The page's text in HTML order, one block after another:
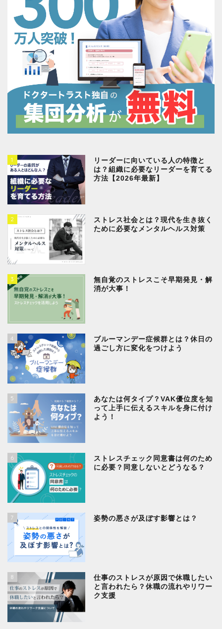
1
リーダーに向いている人の特徴と
は？組織に必要なリーダーを育てる
方法【2026年最新】
2
ストレス社会とは？現代を生き抜く
ために必要なメンタルヘルス対策
3
無自覚のストレスこそ早期発見・解
消が大事！
4
ブルーマンデー症候群とは？休日の
過ごし方に変化をつけよう
5
あなたは何タイプ？VAK優位度を知
って上手に伝えるスキルを身に付け
よう！
6
ストレスチェック同意書は何のため
に必要？同意しないとどうなる？
7 姿勢の悪さが及ぼす影響とは？
8
仕事のストレスが原因で休職したい
と言われたら？休職の流れやリワー
ク支援